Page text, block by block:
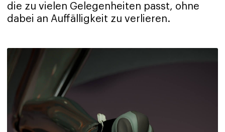
die zu vielen Gelegenheiten passt, ohne
dabei an Auffälligkeit zu verlieren.